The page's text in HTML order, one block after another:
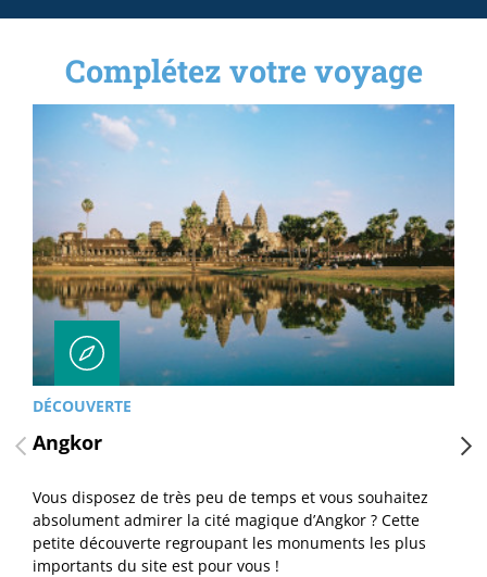
Complétez votre voyage
DÉCOUVERTE
Angkor
Vous disposez de très peu de temps et vous souhaitez
absolument admirer la cité magique d’Angkor ? Cette
petite découverte regroupant les monuments les plus
importants du site est pour vous !